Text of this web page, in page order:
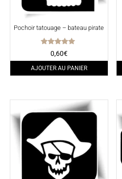
Pochoir tatouage – bateau pirate
Note
5.00
0,60€
AJOUTER AU PANIER